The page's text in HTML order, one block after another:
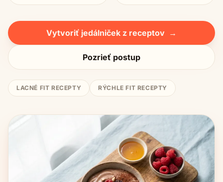
Vytvoriť jedálniček z receptov →
Pozrieť postup
LACNÉ FIT RECEPTY RÝCHLE FIT RECEPTY